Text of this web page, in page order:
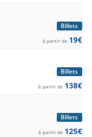
Billets
à partir de 19€
Billets
à partir de 138€
Billets
à partir de 125€